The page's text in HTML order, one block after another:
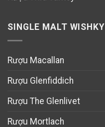
SINGLE MALT WISHKY
Rượu Macallan
Rượu Glenfiddich
Rượu The Glenlivet
Rượu Mortlach